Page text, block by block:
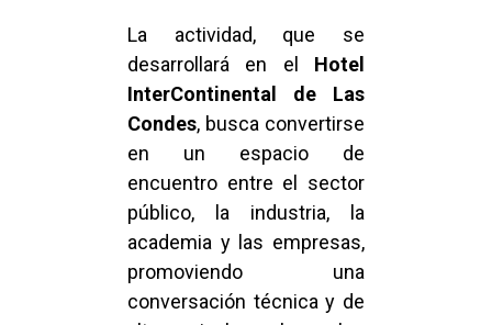
La actividad, que se
desarrollará en el Hotel
InterContinental de Las
Condes, busca convertirse
en un espacio de
encuentro entre el sector
público, la industria, la
academia y las empresas,
promoviendo una
conversación técnica y de